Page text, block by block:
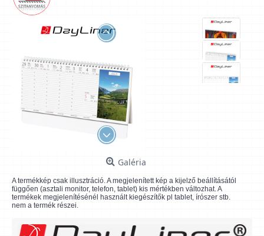
Galéria
A termékkép csak illusztráció. A megjelenített kép a kijelző beállításától
függően (asztali monitor, telefon, tablet) kis mértékben változhat. A
termékek megjelenítésénél használt kiegészítők pl tablet, írószer stb.
nem a termék részei.